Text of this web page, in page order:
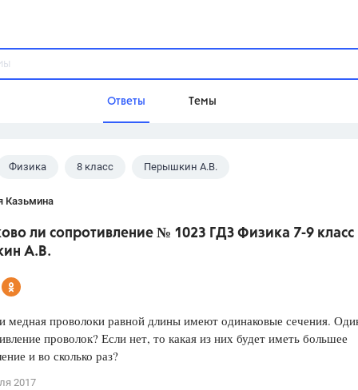
Ответы Темы
Домашнее задание
Школа
Разумовская М.М., Габриелян
Физика 8 класс Перышкин А.В.
Казьмина
ли сопротивление № 1023 ГДЗ Физика 7-9 класс
А.В.
медная проволоки равной длины имеют одинаковые сечения.
проволок? Если нет, то какая из них будет иметь большее
и во сколько раз?
2017